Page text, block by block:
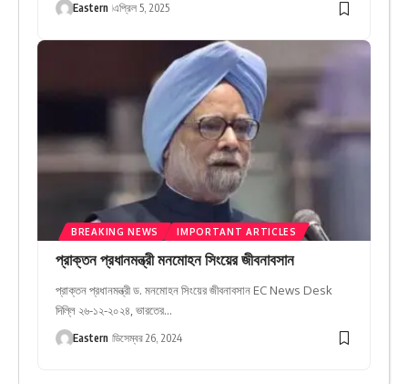
Eastern এপ্রিল 5, 2025
BREAKING NEWS IMPORTANT ARTICLES
প্রাক্তন প্রধানমন্ত্রী মনমোহন সিংয়ের জীবনাবসান
প্রাক্তন প্রধানমন্ত্রী ড. মনমোহন সিংয়ের জীবনাবসান EC News Desk
দিল্লি ২৬-১২-২০২৪, ভারতের…
Eastern ডিসেম্বর 26, 2024